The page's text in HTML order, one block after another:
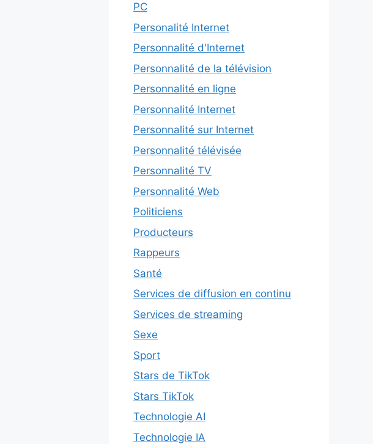
PC
Personalité Internet
Personnalité d'Internet
Personnalité de la télévision
Personnalité en ligne
Personnalité Internet
Personnalité sur Internet
Personnalité télévisée
Personnalité TV
Personnalité Web
Politiciens
Producteurs
Rappeurs
Santé
Services de diffusion en continu
Services de streaming
Sexe
Sport
Stars de TikTok
Stars TikTok
Technologie AI
Technologie IA